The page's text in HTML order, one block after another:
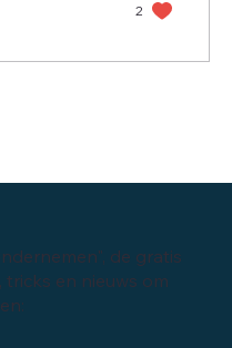
2
de gratis
en nieuws om